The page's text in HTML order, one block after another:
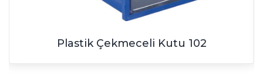
Plastik Çekmeceli Kutu 102